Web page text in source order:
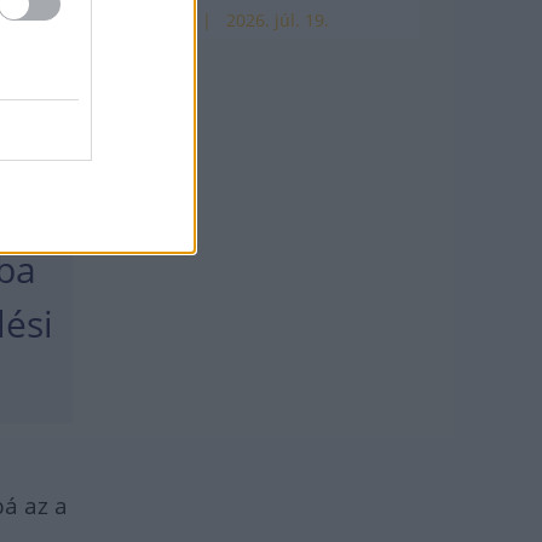
az a
2026. júl. 19.